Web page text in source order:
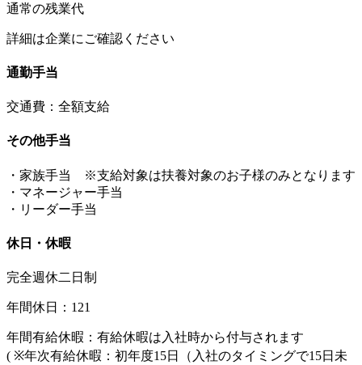
通常の残業代
詳細は企業にご確認ください
通勤手当
交通費：全額支給
その他手当
・家族手当 ※支給対象は扶養対象のお子様のみとなります
・マネージャー手当
・リーダー手当
休日・休暇
完全週休二日制
年間休日：121
年間有給休暇：有給休暇は入社時から付与されます
( ※年次有給休暇：初年度15日（入社のタイミングで15日未